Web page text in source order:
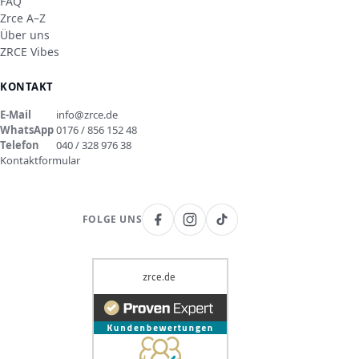
Zrce A–Z
Über uns
ZRCE Vibes
KONTAKT
E-Mail
info@zrce.de
WhatsApp0176 / 856 152 48
Telefon
040 / 328 976 38
Kontaktformular
FOLGE UNS